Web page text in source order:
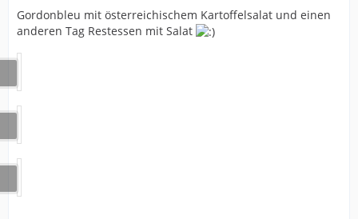
Gordonbleu mit österreichischem Kartoffelsalat und einen
anderen Tag Restessen mit Salat